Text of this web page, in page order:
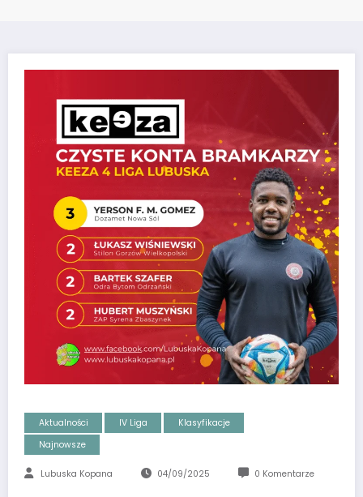
Aktualności IV Liga
Klasyfikacje
Najnowsze
Lubuska Kopana 04/09/2025 0 Komentarze